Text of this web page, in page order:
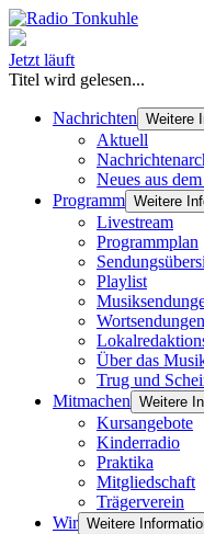
Jetzt läuft
Titel wird gelesen...
Nachrichten Weitere
Aktuell
Neues aus
Programm Weitere
Livestream
Programmplan
Playlist
Wortsendungen
Über das
Trug und
Mitmachen Weitere
Kursangebote
Kinderradio
Praktika
Mitgliedschaft
Trägerverein
Wir Weitere